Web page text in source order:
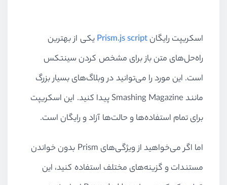
اسکریپت رایگانPrism.js scriptیکی از بهترین
راه‌حل‌های متن باز برای مشخص‌ کردن سینتکس
است. این مورد را می‌توانید در وبلاگ‌های بسیار بزرگ
مانند Smashing Magazine پیدا کنید. این اسکریپت
برای تمام استفاده‌ها و حالت‌ها آزاد و رایگان است.
اما اگر می‌خواهید از ویژگی‌های Prism بدون خواندن
مستندات و گزینه‌های مختلف استفاده کنید، این